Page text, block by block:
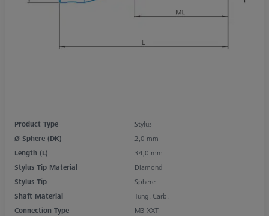
Product Type
Stylus
Ø Sphere (DK)
2,0 mm
Length (L)
34,0 mm
Stylus Tip Material
Diamond
Stylus Tip
Sphere
Shaft Material
Tung. Carb.
Connection Type
M3 XXT